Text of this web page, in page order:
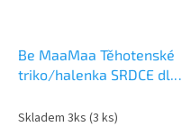
Be MaaMaa Těhotenské
triko/halenka SRDCE dl.
Skladem 3ks (3 ks)